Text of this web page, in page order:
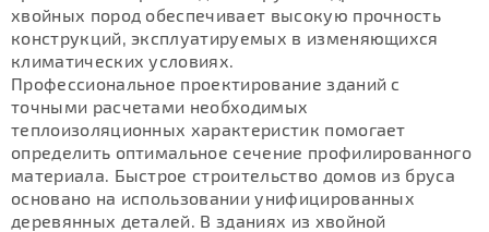
хвойных пород обеспечивает высокую прочность
конструкций, эксплуатируемых в изменяющихся
климатических условиях.
Профессиональное проектирование зданий с
точными расчетами необходимых
теплоизоляционных характеристик помогает
определить оптимальное сечение профилированного
материала. Быстрое строительство домов из бруса
основано на использовании унифицированных
деревянных деталей. В зданиях из хвойной